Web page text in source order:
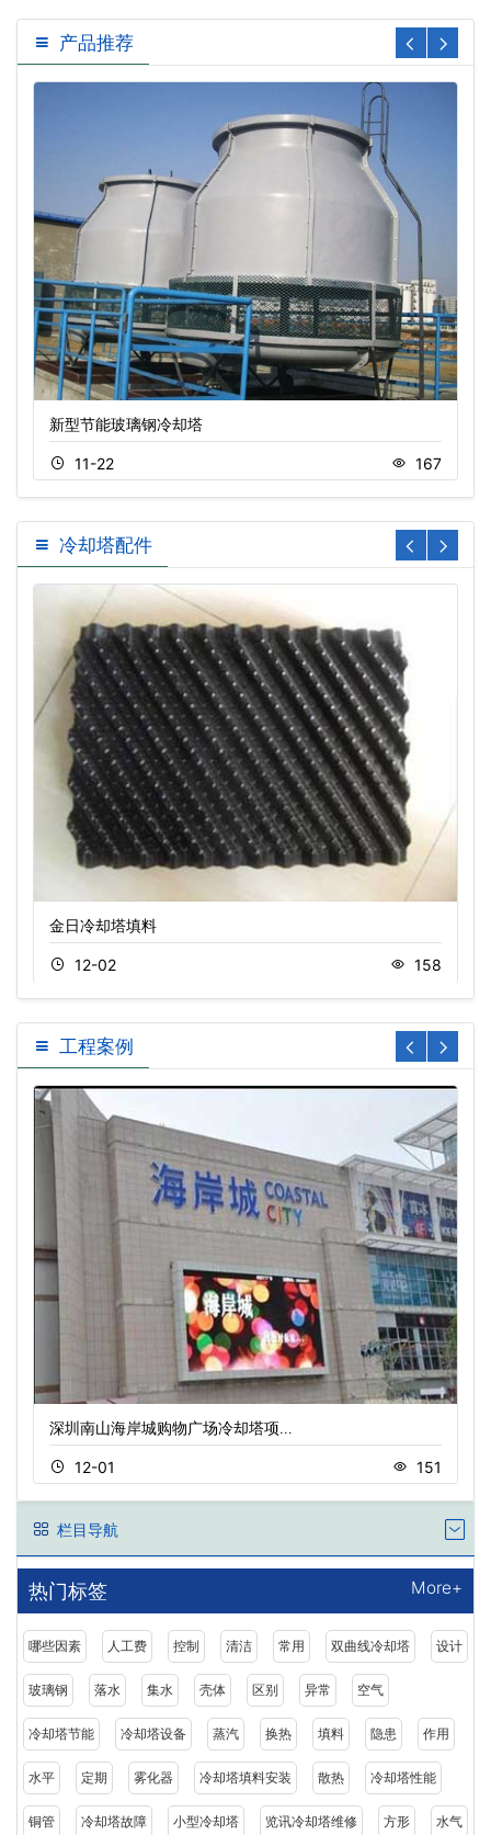
产品推荐
新型节能玻璃钢冷却塔
11-22 167
冷却塔配件
金日冷却塔填料
12-02 158
工程案例
深圳南山海岸城购物广场冷却塔项…
12-01 151
栏目导航
热门标签 More+
哪些因素 人工费 控制 清洁 常用 双曲线冷却塔 设计
玻璃钢 落水 集水 壳体 区别 异常 空气
冷却塔节能 冷却塔设备 蒸汽 换热 填料 隐患 作用
水平 定期 雾化器 冷却塔填料安装 散热 冷却塔性能
铜管 冷却塔故障 小型冷却塔 览讯冷却塔维修 方形 水气